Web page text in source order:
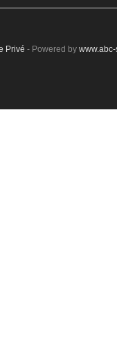
Privé - Powered by